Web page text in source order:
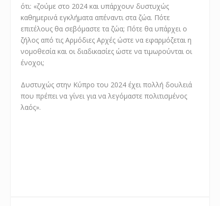
ότι: «ζούμε στο 2024 και υπάρχουν δυστυχώς
καθημερινά εγκλήματα απέναντι στα ζώα. Πότε
επιτέλους θα σεβόμαστε τα ζώα; Πότε θα υπάρχει ο
ζήλος από τις Αρμόδιες Αρχές ώστε να εφαρμόζεται η
νομοθεσία και οι διαδικασίες ώστε να τιμωρούνται οι
ένοχοι;
Δυστυχώς στην Κύπρο του 2024 έχει πολλή δουλειά
που πρέπει να γίνει για να λεγόμαστε πολιτισμένος
λαός».